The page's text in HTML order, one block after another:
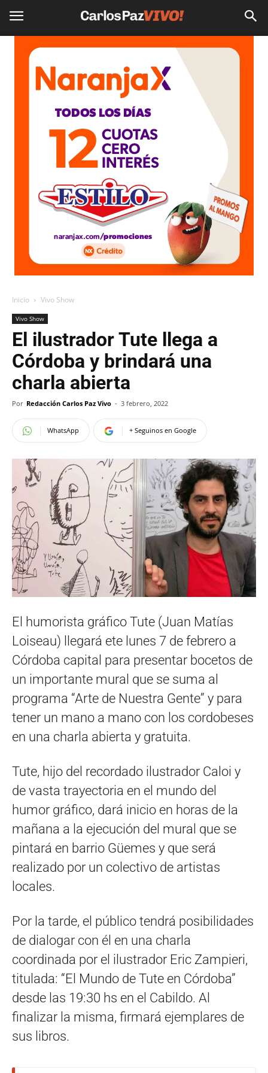
Inicio Vivo Show
Vivo Show
El ilustrador Tute llega a
Córdoba y brindará una
charla abierta
Por Redacción Carlos Paz Vivo - 3 febrero, 2022
WhatsApp + Seguinos en Google
El humorista gráfico Tute (Juan Matías
Loiseau) llegará ete lunes 7 de febrero a
Córdoba capital para presentar bocetos de
un importante mural que se suma al
programa “Arte de Nuestra Gente” y para
tener un mano a mano con los cordobeses
en una charla abierta y gratuita.
Tute, hijo del recordado ilustrador Caloi y
de vasta trayectoria en el mundo del
humor gráfico, dará inicio en horas de la
mañana a la ejecución del mural que se
pintará en barrio Güemes y que será
realizado por un colectivo de artistas
locales.
Por la tarde, el público tendrá posibilidades
de dialogar con él en una charla
coordinada por el ilustrador Eric Zampieri,
titulada: “El Mundo de Tute en Córdoba”
desde las 19:30 hs en el Cabildo. Al
finalizar la misma, firmará ejemplares de
sus libros.